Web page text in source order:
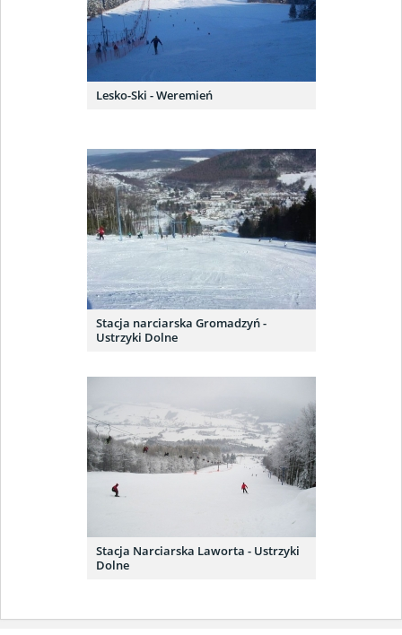
Lesko-Ski - Weremień
Stacja narciarska Gromadzyń -
Ustrzyki Dolne
Stacja Narciarska Laworta - Ustrzyki
Dolne